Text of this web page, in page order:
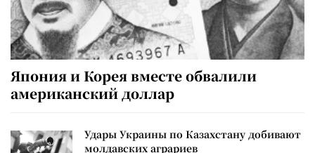
Япония и Корея вместе обвалили
американский доллар
Удары Украины по Казахстану добивают
молдавских аграриев